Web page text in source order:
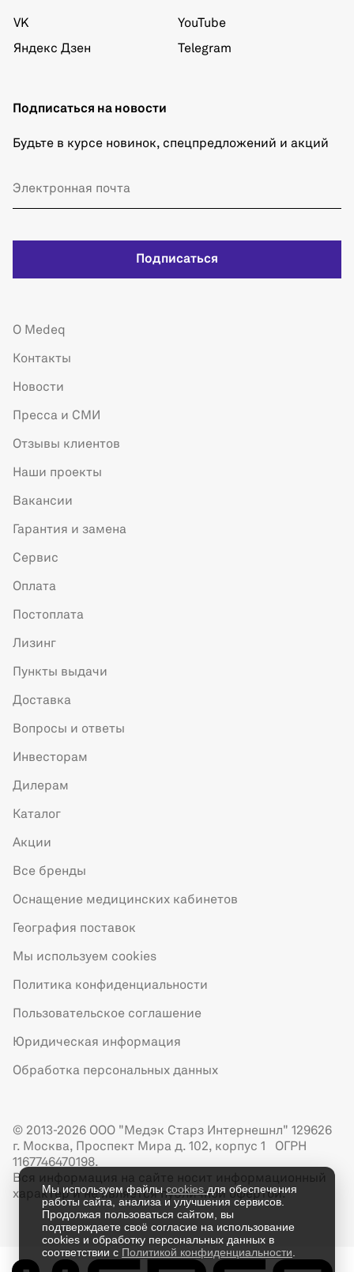
VK
Яндекс Дзен
YouTube
Telegram
Подписаться на новости
Будьте в курсе новинок, спецпредложений и акций
Подписаться
О Medeq
Контакты
Новости
Пресса и СМИ
Отзывы клиентов
Наши проекты
Вакансии
Гарантия и замена
Сервис
Оплата
Постоплата
Лизинг
Пункты выдачи
Доставка
Вопросы и ответы
Инвесторам
Дилерам
Каталог
Акции
Все бренды
Оснащение медицинских кабинетов
География поставок
Мы используем cookies
Политика конфиденциальности
Пользовательское соглашение
Юридическая информация
Обработка персональных данных
© 2013-2026 ООО "Медэк Старз Интернешнл" 129626
г. Москва, Проспект Мира д. 102, корпус 1 ОГРН
1167746470198.
Вся информация на сайте носит информационный
характер и не является публичной офертой.
Мы используем файлыcookies для обеспечения
работы сайта, анализа и улучшения сервисов.
Продолжая пользоваться сайтом, вы
подтверждаете своё согласие на использование
cookies и обработку персональных данных в
соответствии с Политикой конфиденциальности